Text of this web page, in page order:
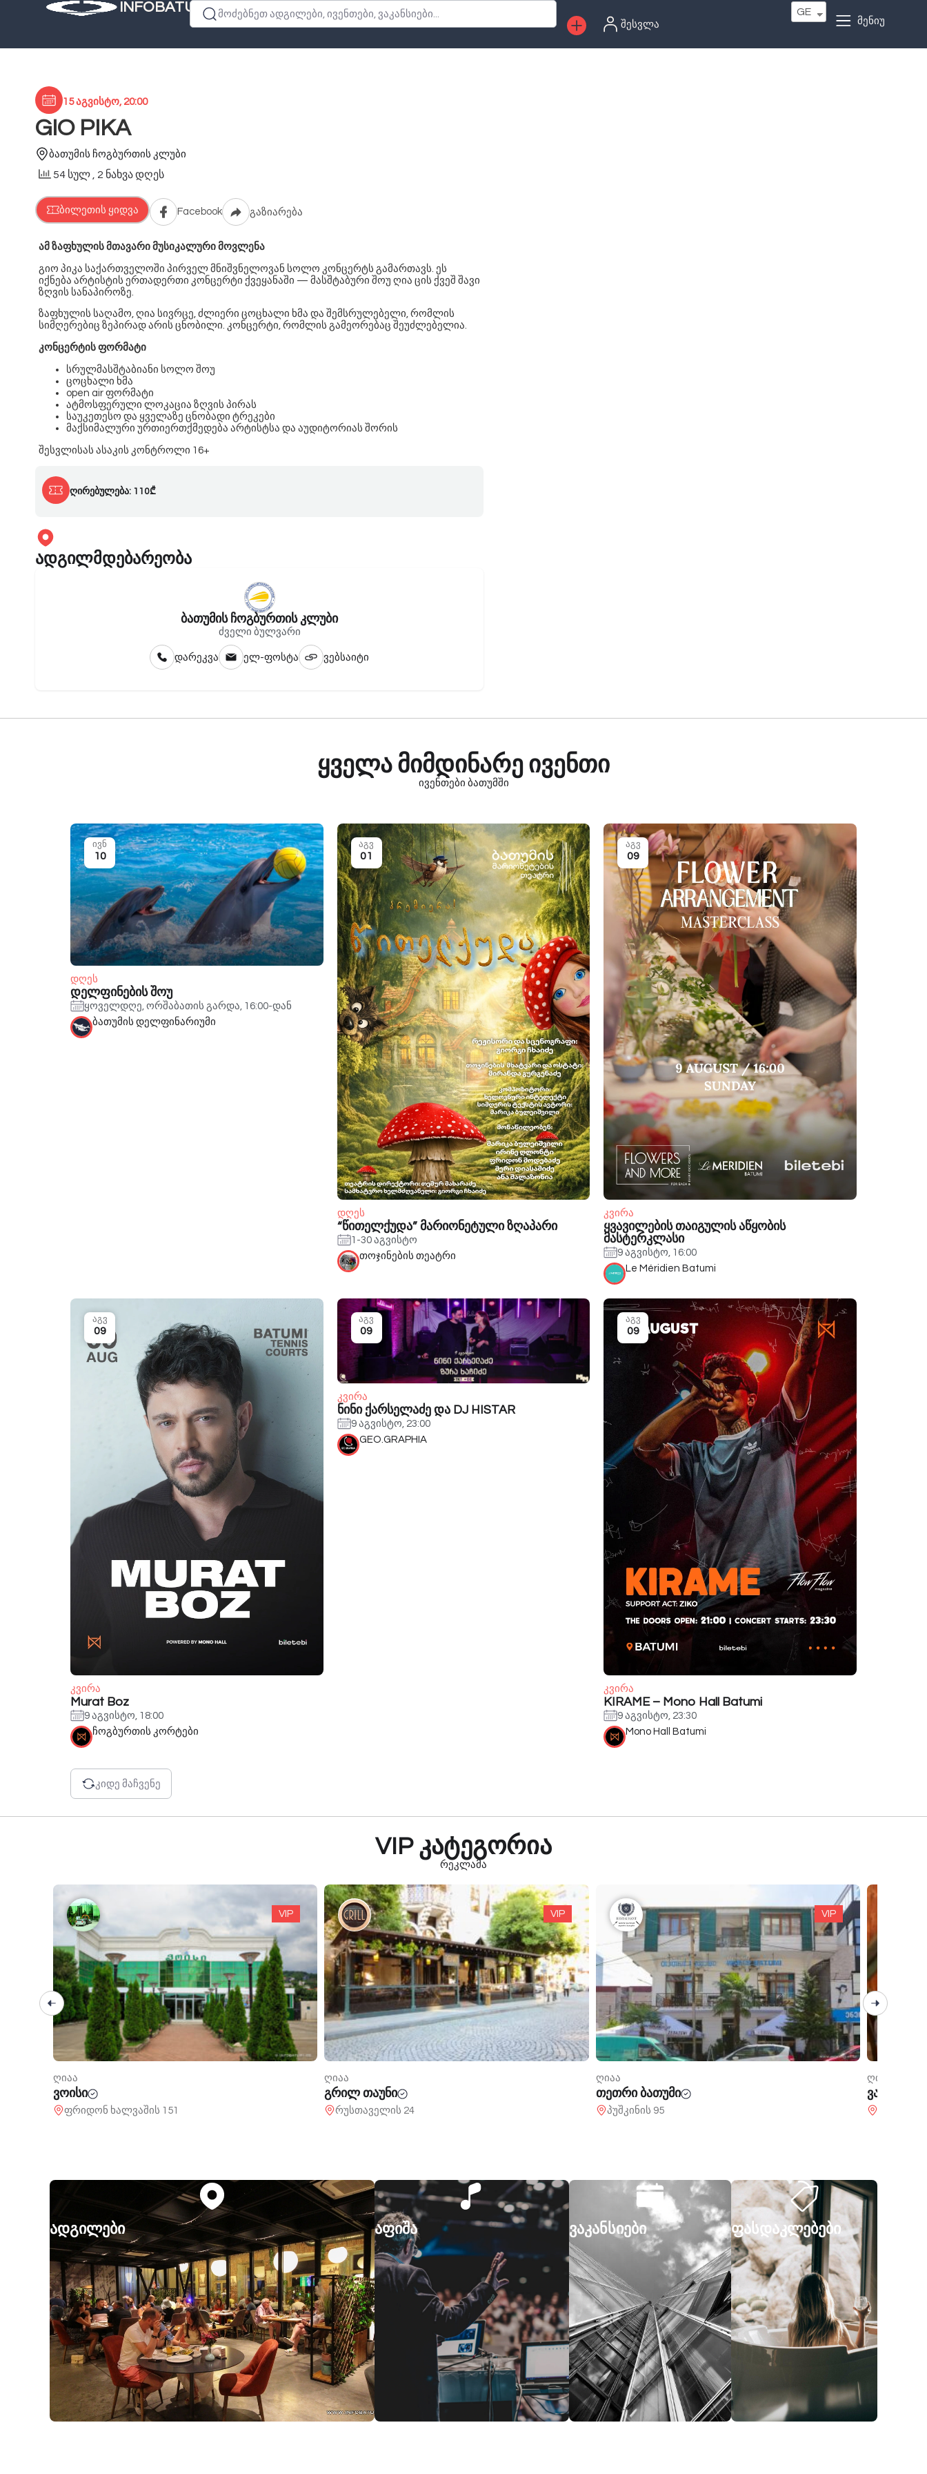
INFOBATUMI.GEმოძებნეთ ადგილები, ივენთები, ვაკანსიები...
შესვლა
GE
მენიუ
15 აგვისტო, 20:00
GIO PIKA
ბათუმის ჩოგბურთის კლუბი
54 სულ , 2 ნახვა დღეს
ბილეთის ყიდვა Facebook გაზიარება
ამ ზაფხულის მთავარი მუსიკალური მოვლენა
გიო პიკა საქართველოში პირველ მნიშვნელოვან სოლო კონცერტს გამართავს. ეს
იქნება არტისტის ერთადერთი კონცერტი ქვეყანაში — მასშტაბური შოუ ღია ცის ქვეშ შავი
ზღვის სანაპიროზე.
ზაფხულის საღამო, ღია სივრცე, ძლიერი ცოცხალი ხმა და შემსრულებელი, რომლის
სიმღერებიც ზეპირად არის ცნობილი. კონცერტი, რომლის გამეორებაც შეუძლებელია.
კონცერტის ფორმატი
სრულმასშტაბიანი სოლო შოუ
ცოცხალი ხმა
open air ფორმატი
ატმოსფერული ლოკაცია ზღვის პირას
საუკეთესო და ყველაზე ცნობადი ტრეკები
მაქსიმალური ურთიერთქმედება არტისტსა და აუდიტორიას შორის
შესვლისას ასაკის კონტროლი 16+
ღირებულება: 110₾
ადგილმდებარეობა
ბათუმის ჩოგბურთის კლუბი
ძველი ბულვარი
დარეკვა ელ-ფოსტა ვებსაიტი
ყველა მიმდინარე ივენთი
ივენთები ბათუმში
დღეს
დელფინების შოუ
ყოველდღე, ორშაბათის გარდა, 16:00-დან
ივნ
10
ბათუმის დელფინარიუმი
დღეს
“წითელქუდა” მარიონეტული ზღაპარი
1-30 აგვისტო
აგვ
01
თოჯინების თეატრი
კვირა
ყვავილების თაიგულის აწყობის
მასტერკლასი
9 აგვისტო, 16:00
აგვ
09
Le Méridien Batumi
კვირა
Murat Boz
9 აგვისტო, 18:00
აგვ
09
ჩოგბურთის კორტები
კვირა
ნინი ქარსელაძე და DJ HISTAR
9 აგვისტო, 23:00
აგვ
09
GEO.GRAPHIA
კვირა
KIRAME – Mono Hall Batumi
9 აგვისტო, 23:30
აგვ
09
Mono Hall Batumi
კიდე მაჩვენე
VIP კატეგორია
რეკლამა
VIP
ღიაა
გრილ თაუნი
რუსთაველის 24
VIP
ღიაა
თეთრი ბათუმი
პუშკინის 95
VIP
ღიაა
ვაიენშტეფანი
ვაიენშტეფანი
ღიაა
2 ტონა
ადგილები აფიშა ვაკანსიები ფასდაკლებები